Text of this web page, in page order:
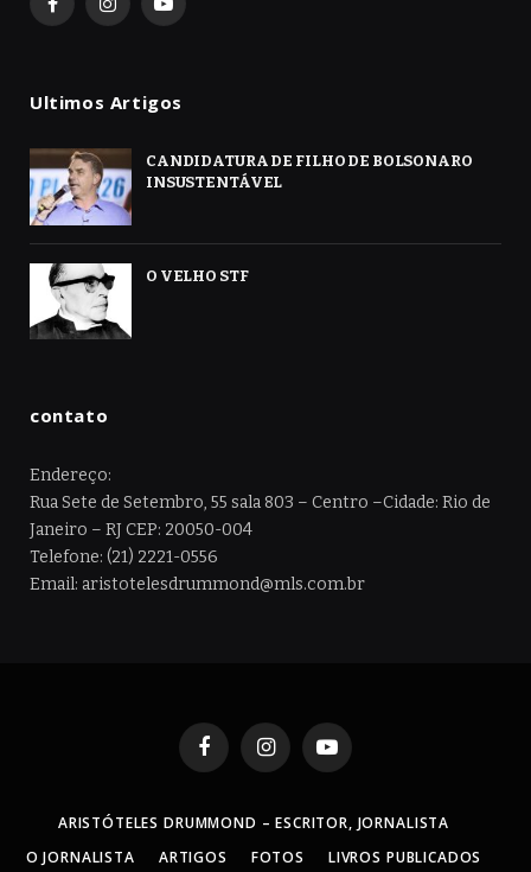
FacebookInstagramYouTube
Ultimos Artigos
CANDIDATURA DE FILHO DE BOLSONARO
INSUSTENTÁVEL
O VELHO STF
contato
Endereço:
Rua Sete de Setembro, 55 sala 803 – Centro –Cidade: Rio de
Janeiro – RJ CEP: 20050-004
Telefone: (21) 2221-0556
Email: aristotelesdrummond@mls.com.br
FacebookInstagramYouTube
ARISTÓTELES DRUMMOND – ESCRITOR, JORNALISTA
O JORNALISTA
ARTIGOS FOTOS LIVROS PUBLICADOS